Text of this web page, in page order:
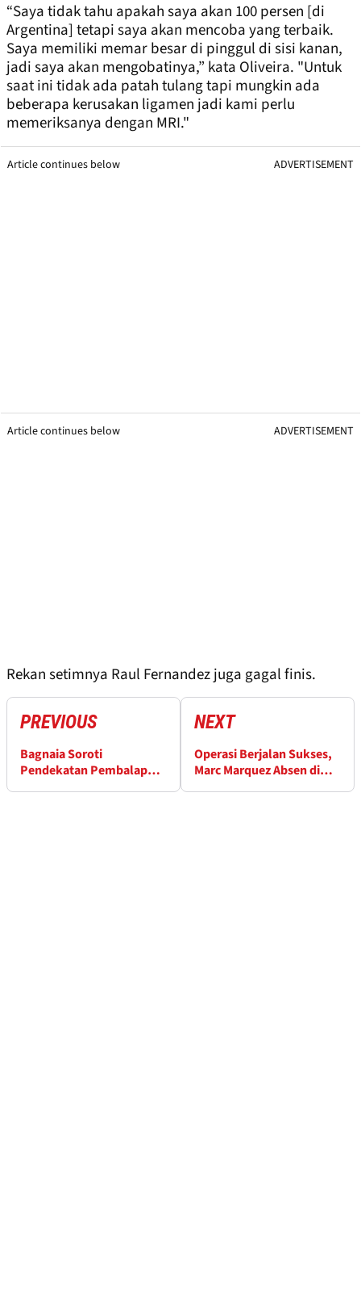
“Saya tidak tahu apakah saya akan 100 persen [di
Argentina] tetapi saya akan mencoba yang terbaik.
Saya memiliki memar besar di pinggul di sisi kanan,
jadi saya akan mengobatinya,” kata Oliveira. "Untuk
saat ini tidak ada patah tulang tapi mungkin ada
beberapa kerusakan ligamen jadi kami perlu
memeriksanya dengan MRI."
Article continues below ADVERTISEMENT
Article continues below ADVERTISEMENT
Rekan setimnya Raul Fernandez juga gagal finis.
PREVIOUS
Bagnaia Soroti
Pendekatan Pembalap
NEXT
Operasi Berjalan Sukses,
Marc Marquez Absen di